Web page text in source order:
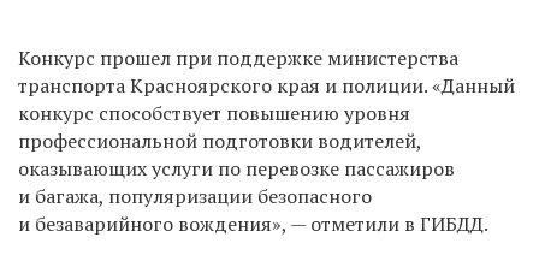
Конкурс прошел при поддержке министерства
транспорта Красноярского края и полиции. «Данный
конкурс способствует повышению уровня
профессиональной подготовки водителей,
оказывающих услуги по перевозке пассажиров
и багажа, популяризации безопасного
и безаварийного вождения», — отметили в ГИБДД.